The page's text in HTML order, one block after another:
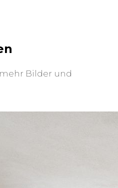
Bilder und